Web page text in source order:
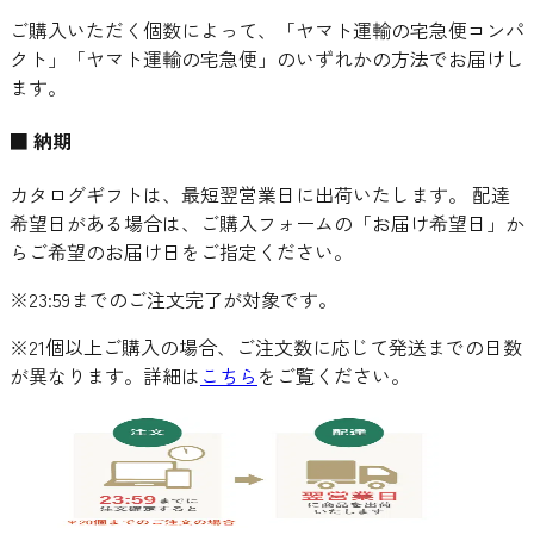
ご購入いただく個数によって、「ヤマト運輸の宅急便コンパ
クト」「ヤマト運輸の宅急便」のいずれかの方法でお届けし
ます。
■ 納期
カタログギフトは、最短翌営業日に出荷いたします。 配達
希望日がある場合は、ご購入フォームの「お届け希望日」か
らご希望のお届け日をご指定ください。
※23:59までのご注文完了が対象です。
※21個以上ご購入の場合、ご注文数に応じて発送までの日数
が異なります。詳細は こちら をご覧ください。